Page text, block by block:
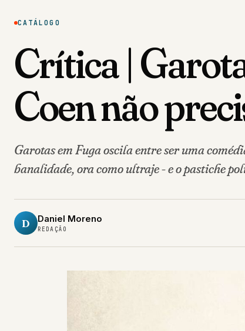
CATÁLOGO
Crítica |
Coen não
Garotas em Fuga oscila entre ser uma
banalidade, ora como ultraje - e o pastiche
D Daniel Moreno
REDAÇÃO